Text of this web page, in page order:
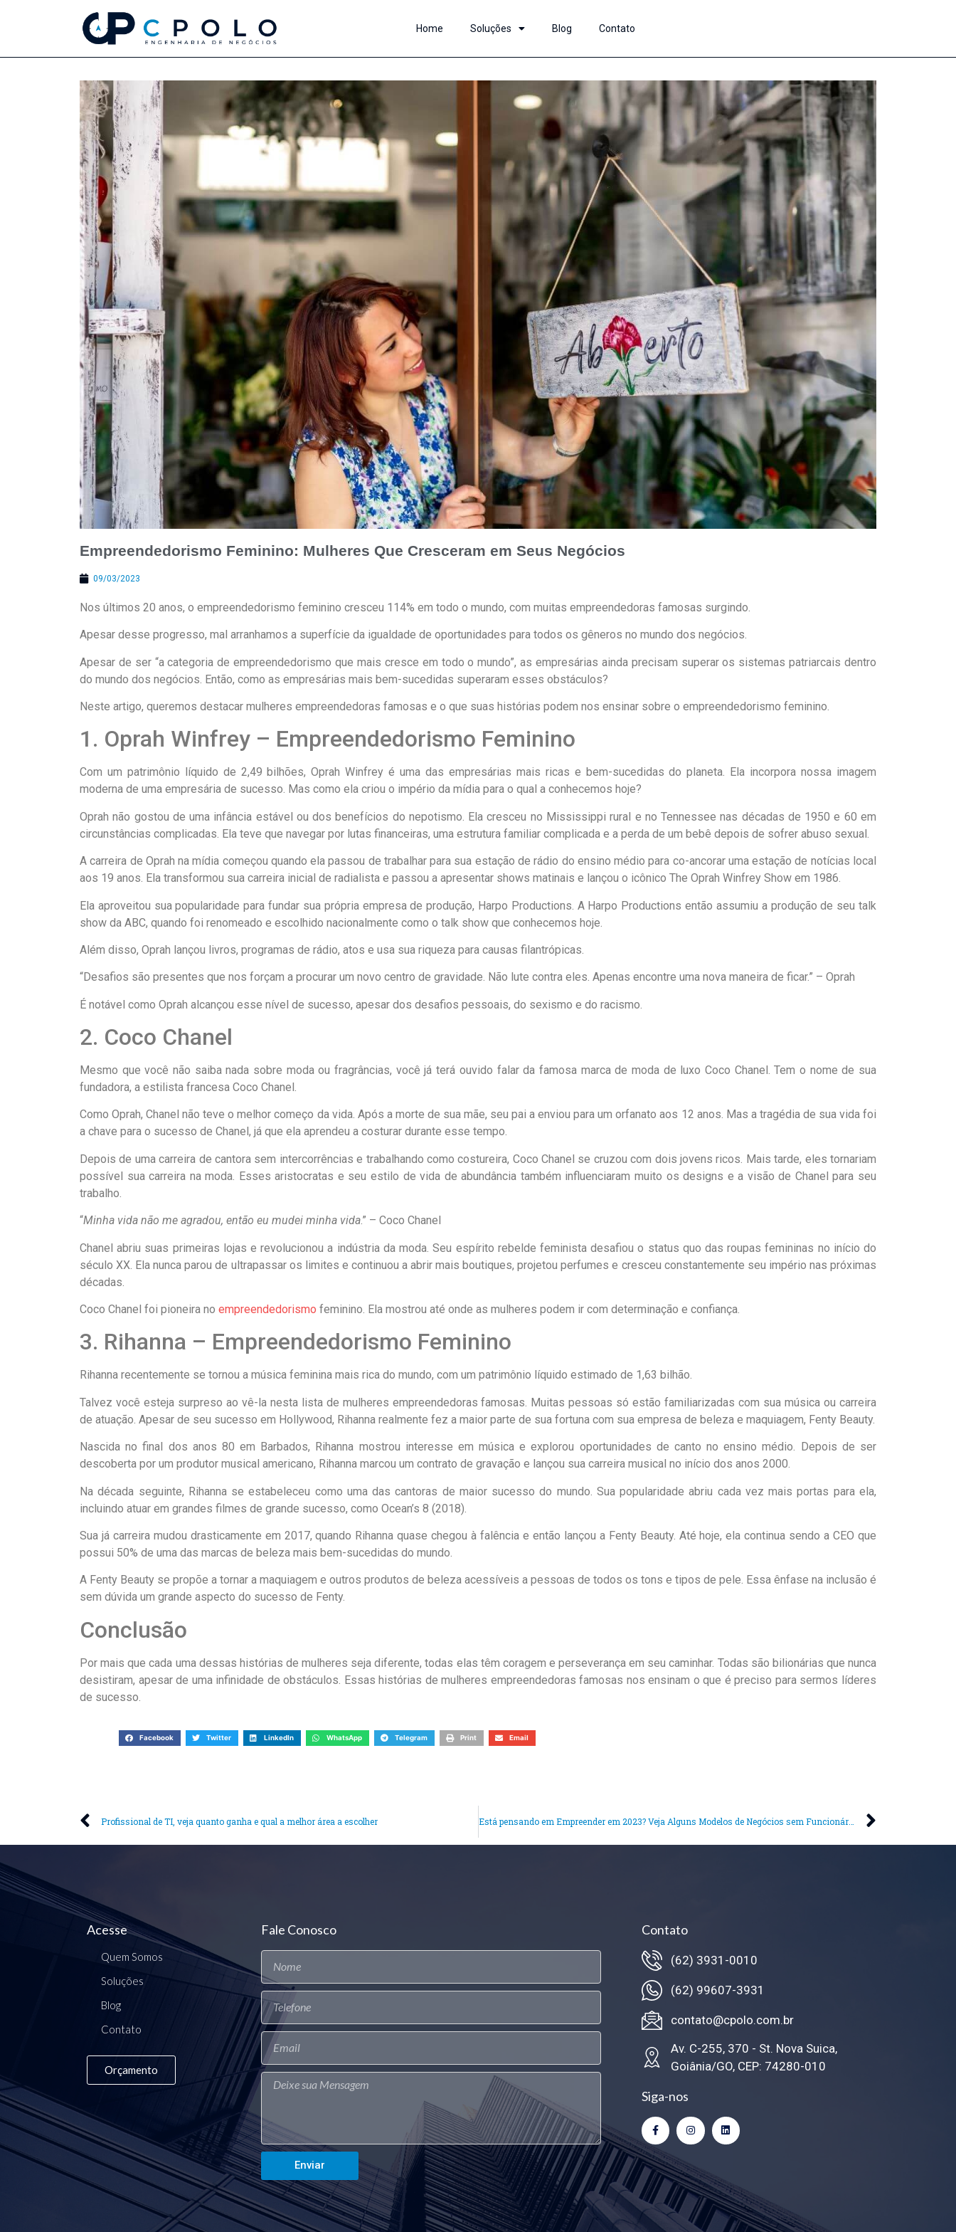
Home Soluções Blog Contato
Empreendedorismo Feminino: Mulheres Que Cresceram em Seus Negócios
09/03/2023
Nos últimos 20 anos, o empreendedorismo feminino cresceu 114% em todo o mundo, com muitas empreendedoras famosas surgindo.
Apesar desse progresso, mal arranhamos a superfície da igualdade de oportunidades para todos os gêneros no mundo dos negócios.
Apesar de ser “a categoria de empreendedorismo que mais cresce em todo o mundo”, as empresárias ainda precisam superar os sistemas patriarcais dentro
do mundo dos negócios. Então, como as empresárias mais bem-sucedidas superaram esses obstáculos?
Neste artigo, queremos destacar mulheres empreendedoras famosas e o que suas histórias podem nos ensinar sobre o empreendedorismo feminino.
1. Oprah Winfrey – Empreendedorismo Feminino
Com um patrimônio líquido de 2,49 bilhões, Oprah Winfrey é uma das empresárias mais ricas e bem-sucedidas do planeta. Ela incorpora nossa imagem
moderna de uma empresária de sucesso. Mas como ela criou o império da mídia para o qual a conhecemos hoje?
Oprah não gostou de uma infância estável ou dos benefícios do nepotismo. Ela cresceu no Mississippi rural e no Tennessee nas décadas de 1950 e 60 em
circunstâncias complicadas. Ela teve que navegar por lutas financeiras, uma estrutura familiar complicada e a perda de um bebê depois de sofrer abuso sexual.
A carreira de Oprah na mídia começou quando ela passou de trabalhar para sua estação de rádio do ensino médio para co-ancorar uma estação de notícias local
aos 19 anos. Ela transformou sua carreira inicial de radialista e passou a apresentar shows matinais e lançou o icônico The Oprah Winfrey Show em 1986.
Ela aproveitou sua popularidade para fundar sua própria empresa de produção, Harpo Productions. A Harpo Productions então assumiu a produção de seu talk
show da ABC, quando foi renomeado e escolhido nacionalmente como o talk show que conhecemos hoje.
Além disso, Oprah lançou livros, programas de rádio, atos e usa sua riqueza para causas filantrópicas.
“Desafios são presentes que nos forçam a procurar um novo centro de gravidade. Não lute contra eles. Apenas encontre uma nova maneira de ficar.” – Oprah
É notável como Oprah alcançou esse nível de sucesso, apesar dos desafios pessoais, do sexismo e do racismo.
2. Coco Chanel
Mesmo que você não saiba nada sobre moda ou fragrâncias, você já terá ouvido falar da famosa marca de moda de luxo Coco Chanel. Tem o nome de sua
fundadora, a estilista francesa Coco Chanel.
Como Oprah, Chanel não teve o melhor começo da vida. Após a morte de sua mãe, seu pai a enviou para um orfanato aos 12 anos. Mas a tragédia de sua vida foi
a chave para o sucesso de Chanel, já que ela aprendeu a costurar durante esse tempo.
Depois de uma carreira de cantora sem intercorrências e trabalhando como costureira, Coco Chanel se cruzou com dois jovens ricos. Mais tarde, eles tornariam
possível sua carreira na moda. Esses aristocratas e seu estilo de vida de abundância também influenciaram muito os designs e a visão de Chanel para seu
trabalho.
“Minha vida não me agradou, então eu mudei minha vida.” – Coco Chanel
Chanel abriu suas primeiras lojas e revolucionou a indústria da moda. Seu espírito rebelde feminista desafiou o status quo das roupas femininas no início do
século XX. Ela nunca parou de ultrapassar os limites e continuou a abrir mais boutiques, projetou perfumes e cresceu constantemente seu império nas próximas
décadas.
Coco Chanel foi pioneira no empreendedorismo feminino. Ela mostrou até onde as mulheres podem ir com determinação e confiança.
3. Rihanna – Empreendedorismo Feminino
Rihanna recentemente se tornou a música feminina mais rica do mundo, com um patrimônio líquido estimado de 1,63 bilhão.
Talvez você esteja surpreso ao vê-la nesta lista de mulheres empreendedoras famosas. Muitas pessoas só estão familiarizadas com sua música ou carreira
de atuação. Apesar de seu sucesso em Hollywood, Rihanna realmente fez a maior parte de sua fortuna com sua empresa de beleza e maquiagem, Fenty Beauty.
Nascida no final dos anos 80 em Barbados, Rihanna mostrou interesse em música e explorou oportunidades de canto no ensino médio. Depois de ser
descoberta por um produtor musical americano, Rihanna marcou um contrato de gravação e lançou sua carreira musical no início dos anos 2000.
Na década seguinte, Rihanna se estabeleceu como uma das cantoras de maior sucesso do mundo. Sua popularidade abriu cada vez mais portas para ela,
incluindo atuar em grandes filmes de grande sucesso, como Ocean’s 8 (2018).
Sua já carreira mudou drasticamente em 2017, quando Rihanna quase chegou à falência e então lançou a Fenty Beauty. Até hoje, ela continua sendo a CEO que
possui 50% de uma das marcas de beleza mais bem-sucedidas do mundo.
A Fenty Beauty se propõe a tornar a maquiagem e outros produtos de beleza acessíveis a pessoas de todos os tons e tipos de pele. Essa ênfase na inclusão é
sem dúvida um grande aspecto do sucesso de Fenty.
Conclusão
Por mais que cada uma dessas histórias de mulheres seja diferente, todas elas têm coragem e perseverança em seu caminhar. Todas são bilionárias que nunca
desistiram, apesar de uma infinidade de obstáculos. Essas histórias de mulheres empreendedoras famosas nos ensinam o que é preciso para sermos líderes
de sucesso.
Facebook Twitter LinkedIn WhatsApp Telegram Print Email
Profissional de TI, veja quanto ganha e qual a melhor área a escolher Está pensando em Empreender em 2023? Veja Alguns Modelos de Negócios sem Funcionários e com Baixo Custo de Investimento
Acesse
Quem Somos
Soluções
Blog
Contato
Orçamento
Fale Conosco
Enviar
Contato
(62) 3931-0010
(62) 99607-3931
contato@cpolo.com.br
Av. C-255, 370 - St. Nova Suica,
Goiânia/GO, CEP: 74280-010
Siga-nos